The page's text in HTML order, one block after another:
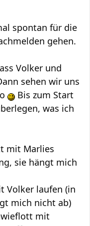
spontan für die
gehen.
Volker und
sehen wir uns
Bis zum Start
was ich
mit Marlies
sie hängt mich
Volker laufen (in
mich nicht ab)
mit